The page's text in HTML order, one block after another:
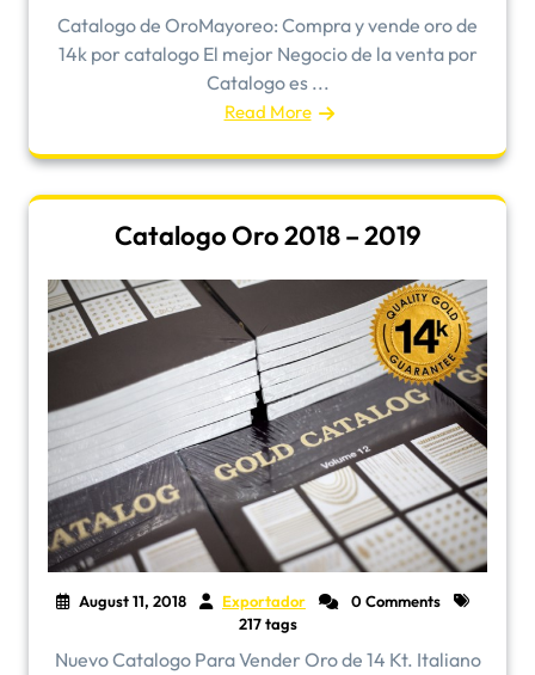
​Catalogo de OroMayoreo: Compra y vende oro de
14k por catalogo El mejor Negocio de la venta por
Catalogo es ...
Read More
Catalogo Oro 2018 – 2019
August 11, 2018 Exportador
0 Comments
217 tags
Nuevo Catalogo Para Vender Oro de 14 Kt. Italiano